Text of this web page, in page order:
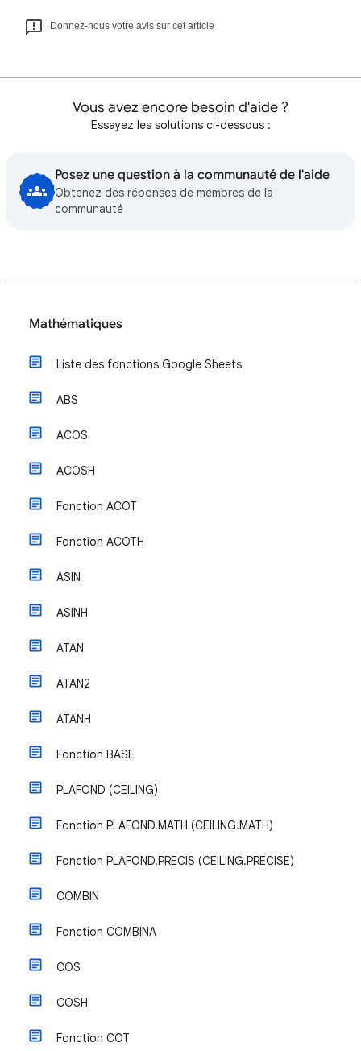
Donnez-nous votre avis sur cet article
Vous avez encore besoin d'aide ?
Essayez les solutions ci-dessous :
Posez une question à la communauté de l'aide
Obtenez des réponses de membres de la
communauté
Mathématiques
Liste des fonctions Google Sheets
ABS
ACOS
ACOSH
Fonction ACOT
Fonction ACOTH
ASIN
ASINH
ATAN
ATAN2
ATANH
Fonction BASE
PLAFOND (CEILING)
Fonction PLAFOND.MATH (CEILING.MATH)
Fonction PLAFOND.PRECIS (CEILING.PRECISE)
COMBIN
Fonction COMBINA
COS
COSH
Fonction COT